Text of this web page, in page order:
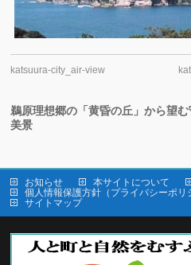
katsuura-city_air-view
鵜原理想郷の「黄昏の丘」から望
美景
お知らせ 本サイトについて
個人情報保護方針（プライバシーポリ
サイトマップ